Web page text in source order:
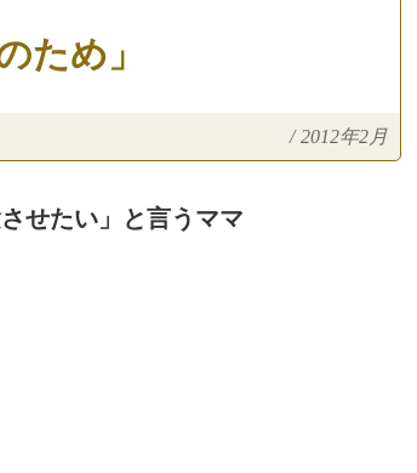
ため」
/ 2012年2月
せたい」と言うママ